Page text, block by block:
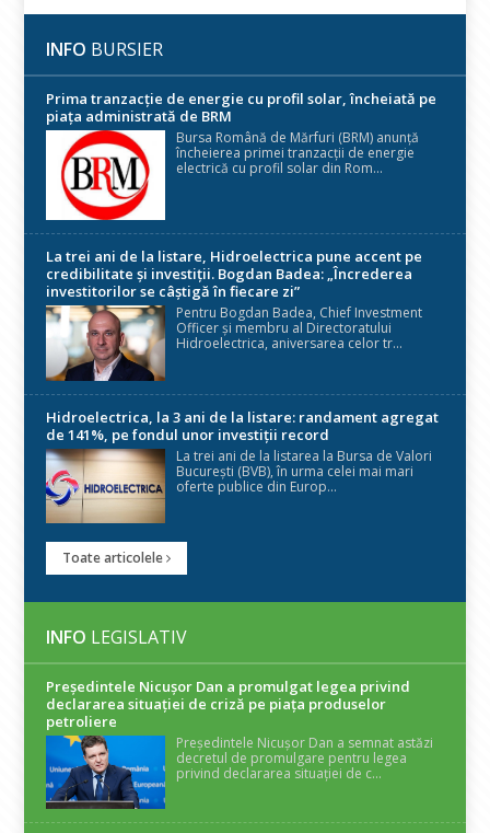
INFO BURSIER
Prima tranzacție de energie cu profil solar, încheiată pe
piața administrată de BRM
Bursa Română de Mărfuri (BRM) anunță
încheierea primei tranzacții de energie
electrică cu profil solar din Rom...
La trei ani de la listare, Hidroelectrica pune accent pe
credibilitate și investiții. Bogdan Badea: „Încrederea
investitorilor se câștigă în fiecare zi”
Pentru Bogdan Badea, Chief Investment
Officer și membru al Directoratului
Hidroelectrica, aniversarea celor tr...
Hidroelectrica, la 3 ani de la listare: randament agregat
de 141%, pe fondul unor investiții record
La trei ani de la listarea la Bursa de Valori
București (BVB), în urma celei mai mari
oferte publice din Europ...
Toate articolele
INFO LEGISLATIV
Președintele Nicuşor Dan a promulgat legea privind
declararea situaţiei de criză pe piaţa produselor
petroliere
Președintele Nicușor Dan a semnat astăzi
decretul de promulgare pentru legea
privind declararea situației de c...